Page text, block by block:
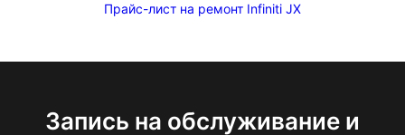
Прайс-лист на ремонт Infiniti JX
Запись на обслуживание и